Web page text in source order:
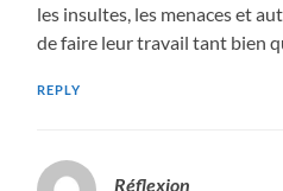
les insultes, les menaces et
de faire leur travail tant bien
REPLY
Réflexion